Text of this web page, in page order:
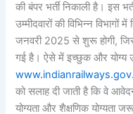
की बंपर भर्ती निकाली है। इस
उम्मीदवारों की विभिन्न
जनवरी 2025 से शुरू होगी,
गई है। ऐसे में इच्छुक और योग्य
को सलाह दी जाती है कि वे
योग्यता और शैक्षणिक योग्यता